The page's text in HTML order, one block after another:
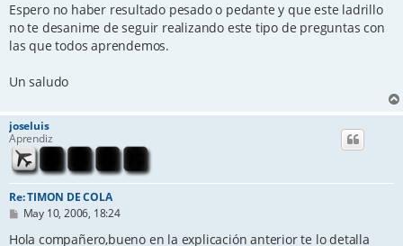
Espero no haber resultado pesado o pedante y que este ladrillo
no te desanime de seguir realizando este tipo de preguntas con
las que todos aprendemos.
Un saludo
joseluis
Aprendiz
Re: TIMON DE COLA
P
s
May 10, 2006, 18:24
Hola compañero,bueno en la explicación anterior te lo detalla